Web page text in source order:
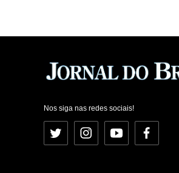
Nos siga nas redes sociais!
Twitter InstagramYouTubeFacebook